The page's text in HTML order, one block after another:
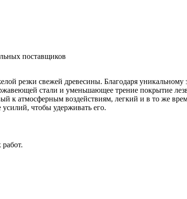
поставщиков
резки свежей древесины. Благодаря
стали и уменьшающее трение покрытие
к атмосферным воздействиям, легкий и в то же
чтобы удерживать его.